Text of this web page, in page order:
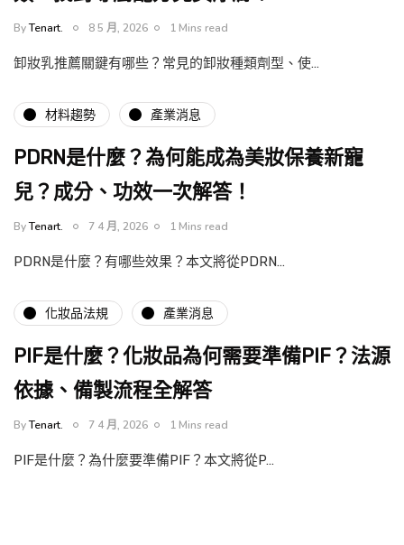
ByTenart. 8 5 月, 2026 1 Mins read
卸妝乳推薦關鍵有哪些？常見的卸妝種類劑型、使…
材料趨勢 產業消息
PDRN是什麼？為何能成為美妝保養新寵
兒？成分、功效一次解答！
ByTenart. 7 4 月, 2026 1 Mins read
PDRN是什麼？有哪些效果？本文將從PDRN…
化妝品法規 產業消息
PIF是什麼？化妝品為何需要準備PIF？法源
依據、備製流程全解答
ByTenart. 7 4 月, 2026 1 Mins read
PIF是什麼？為什麼要準備PIF？本文將從P…